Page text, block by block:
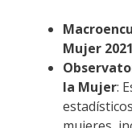
Mujer
la Mujer: